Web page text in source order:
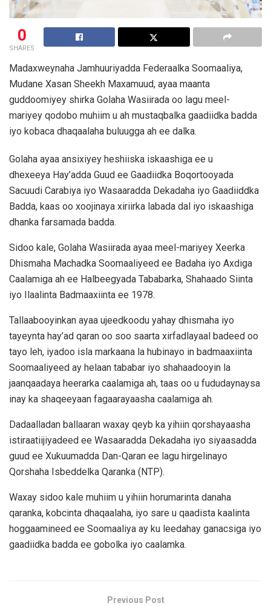
0
SHARES
Madaxweynaha Jamhuuriyadda Federaalka Soomaaliya,
Mudane Xasan Sheekh Maxamuud, ayaa maanta
guddoomiyey shirka Golaha Wasiirada oo lagu meel-
mariyey qodobo muhiim u ah mustaqbalka gaadiidka badda
iyo kobaca dhaqaalaha buluugga ah ee dalka.
Golaha ayaa ansixiyey heshiiska iskaashiga ee u
dhexeeya Hay’adda Guud ee Gaadiidka Boqortooyada
Sacuudi Carabiya iyo Wasaaradda Dekadaha iyo Gaadiiddka
Badda, kaas oo xoojinaya xiriirka labada dal iyo iskaashiga
dhanka farsamada badda.
​Sidoo kale, Golaha Wasiirada ayaa meel-mariyey Xeerka
Dhismaha Machadka Soomaaliyeed ee Badaha iyo Axdiga
Caalamiga ah ee Halbeegyada Tababarka, Shahaado Siinta
iyo Ilaalinta Badmaaxiinta ee 1978.
Tallaabooyinkan ayaa ujeedkoodu yahay dhismaha iyo
tayeynta hay’ad qaran oo soo saarta xirfadlayaal badeed oo
tayo leh, iyadoo isla markaana la hubinayo in badmaaxiinta
Soomaaliyeed ay helaan tababar iyo shahaadooyin la
jaanqaadaya heerarka caalamiga ah, taas oo u fududaynaysa
inay ka shaqeeyaan fagaarayaasha caalamiga ah.
​Dadaalladan ballaaran waxay qeyb ka yihiin qorshayaasha
istiraatiijiyadeed ee Wasaaradda Dekadaha iyo siyaasadda
guud ee Xukuumadda Dan-Qaran ee lagu hirgelinayo
Qorshaha Isbeddelka Qaranka (NTP).
Waxay sidoo kale muhiim u yihiin horumarinta danaha
qaranka, kobcinta dhaqaalaha, iyo sare u qaadista kaalinta
hoggaamineed ee Soomaaliya ay ku leedahay ganacsiga iyo
gaadiidka badda ee gobolka iyo caalamka.
Previous Post